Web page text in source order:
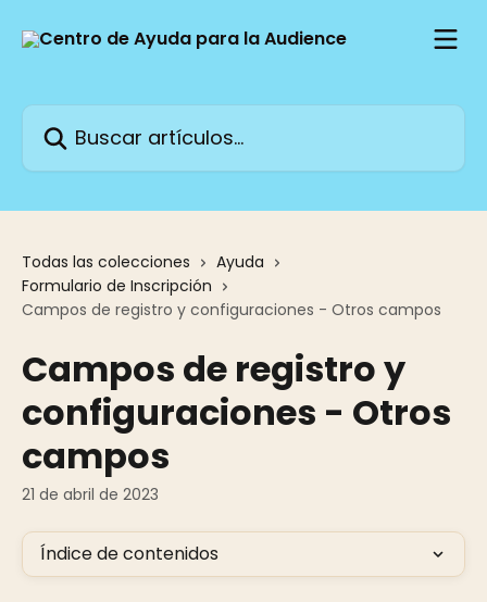
Buscar artículos...
Todas las colecciones
Ayuda
Formulario de Inscripción
Campos de registro y configuraciones - Otros campos
Campos de registro y
configuraciones - Otros
campos
21 de abril de 2023
Índice de contenidos